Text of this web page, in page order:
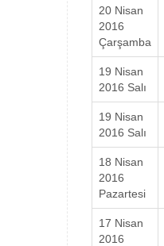
20 Nisan
2016
Çarşamba
19 Nisan
2016 Salı
19 Nisan
2016 Salı
18 Nisan
2016
Pazartesi
17 Nisan
2016